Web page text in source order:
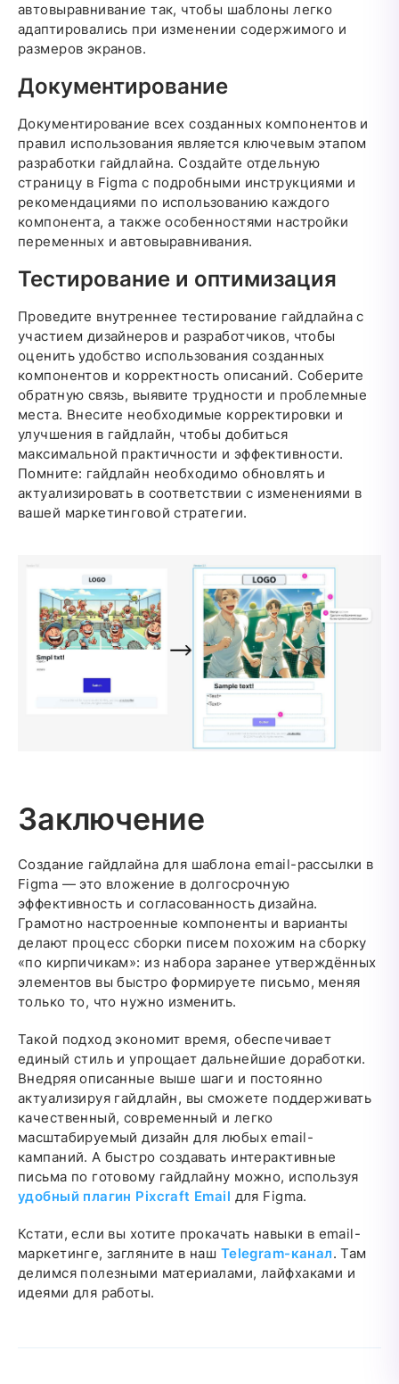
автовыравнивание так, чтобы шаблоны легко
адаптировались при изменении содержимого и
размеров экранов.
Документирование
Документирование всех созданных компонентов и
правил использования является ключевым этапом
разработки гайдлайна. Создайте отдельную
страницу в Figma с подробными инструкциями и
рекомендациями по использованию каждого
компонента, а также особенностями настройки
переменных и автовыравнивания.
Тестирование и оптимизация
Проведите внутреннее тестирование гайдлайна с
участием дизайнеров и разработчиков, чтобы
оценить удобство использования созданных
компонентов и корректность описаний. Соберите
обратную связь, выявите трудности и проблемные
места. Внесите необходимые корректировки и
улучшения в гайдлайн, чтобы добиться
максимальной практичности и эффективности.
Помните: гайдлайн необходимо обновлять и
актуализировать в соответствии с изменениями в
вашей маркетинговой стратегии.
Заключение
Создание гайдлайна для шаблона email-рассылки в
Figma — это вложение в долгосрочную
эффективность и согласованность дизайна.
Грамотно настроенные компоненты и варианты
делают процесс сборки писем похожим на сборку
«по кирпичикам»: из набора заранее утверждённых
элементов вы быстро формируете письмо, меняя
только то, что нужно изменить.
Такой подход экономит время, обеспечивает
единый стиль и упрощает дальнейшие доработки.
Внедряя описанные выше шаги и постоянно
актуализируя гайдлайн, вы сможете поддерживать
качественный, современный и легко
масштабируемый дизайн для любых email-
кампаний. А быстро создавать интерактивные
письма по готовому гайдлайну можно, используя
удобный плагин Pixcraft Email для Figma.
Кстати, если вы хотите прокачать навыки в email-
маркетинге, загляните в наш Telegram-канал. Там
делимся полезными материалами, лайфхаками и
идеями для работы.